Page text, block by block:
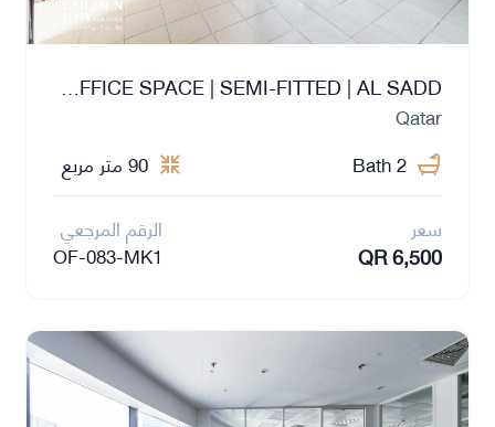
PREMIUM OFFICE SPACE | SEMI-FITTED | AL SADD
Qatar
2 Bath
90 متر مربع
سعر
QR 6,500
الرقم المرجعي
OF-083-MK1